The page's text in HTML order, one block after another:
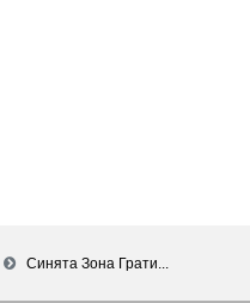
Синята Зона Грати...